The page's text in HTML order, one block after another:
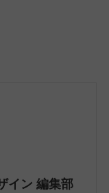
イン 編集部